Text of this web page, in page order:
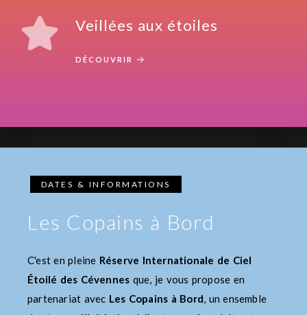
Veillées aux étoiles
DÉCOUVRIR
DATES & INFORMATIONS
Les Copains à Bord
C'est en pleine Réserve Internationale de Ciel
Étoilé des Cévennes que, je vous propose en
partenariat avec Les Copains à Bord, un ensemble